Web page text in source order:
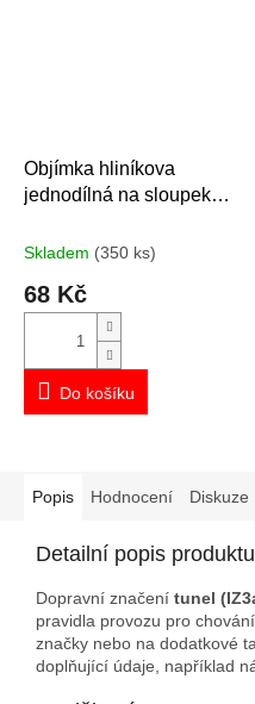
Objímka hliníkova
jednodílná na sloupek
Skladem (350 ks)
68 Kč
Do košíku
Popis Hodnocení Diskuze
Detailní popis produktu
Dopravní značení tunel
pravidla provozu pro
značky nebo na dodatkové
doplňující údaje, například